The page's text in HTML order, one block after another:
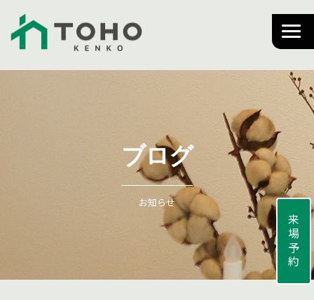
来場予約
ブログ
お知らせ